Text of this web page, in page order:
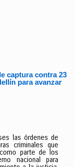
captura contra 23
para avanzar
las órdenes de
criminales que
parte de los
nacional para